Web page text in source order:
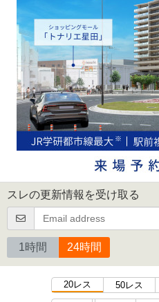
スレの更新情報を受け取る
1時間 24時間
20レス 50レス